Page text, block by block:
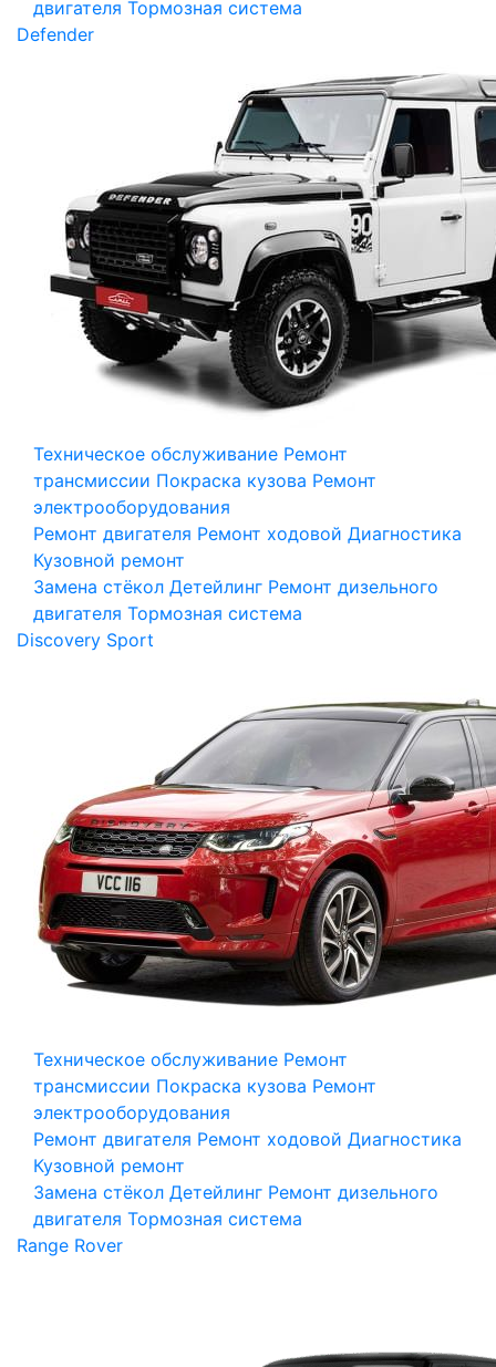
двигателя Тормозная система
Defender
Техническое обслуживание Ремонт
трансмиссии Покраска кузова Ремонт
электрооборудования
Ремонт двигателя Ремонт ходовой Диагностика
Кузовной ремонт
Замена стёкол Детейлинг Ремонт дизельного
двигателя Тормозная система
Discovery Sport
Техническое обслуживание Ремонт
трансмиссии Покраска кузова Ремонт
электрооборудования
Ремонт двигателя Ремонт ходовой Диагностика
Кузовной ремонт
Замена стёкол Детейлинг Ремонт дизельного
двигателя Тормозная система
Range Rover